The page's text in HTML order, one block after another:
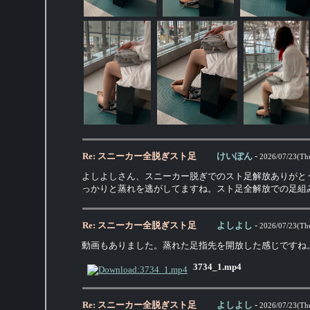
Re: スニーカー全脱ぎスト足 けいぽん - 2026/07/
よしよしさん、スニーカー脱ぎでのスト足解放ありが
っかりと蒸れを逃がしてますね。スト足全解放での足
Re: スニーカー全脱ぎスト足 よしよし - 2026/07/
動画もありました。蒸れた足指先を開放した感じですね
3734_1.mp4
Re: スニーカー全脱ぎスト足 よしよし - 2026/07/